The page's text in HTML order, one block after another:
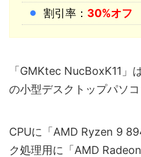
割引率： 30%オフ
「GMKtec NucBoxK11」
の小型デスクトップパソコ
CPUに「AMD Ryzen 9
ク処理用に「AMD